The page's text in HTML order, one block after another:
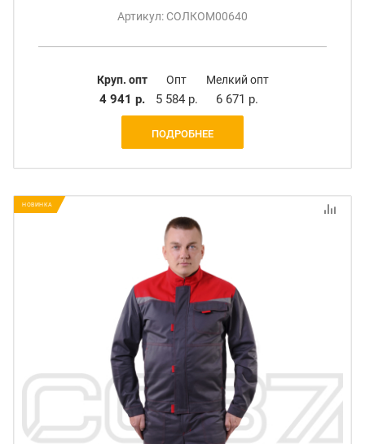
Артикул: СОЛКОМ00640
Круп. опт
4 941 р.
Опт
5 584 р.
Мелкий опт
6 671 р.
ПОДРОБНЕЕ
НОВИНКА